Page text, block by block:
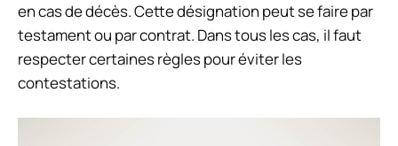
en cas de décès. Cette désignation peut se faire par
testament ou par contrat. Dans tous les cas, il faut
respecter certaines règles pour éviter les
contestations.